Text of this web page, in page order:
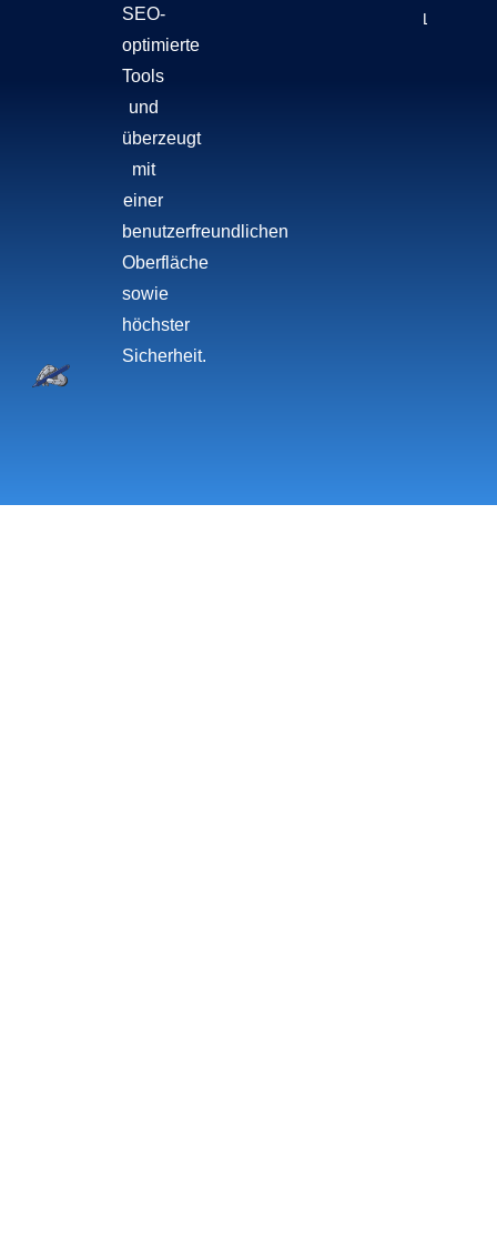
SEO-
optimierte
Tools
und
überzeugt
mit
einer
benutzerfreundlichen
Oberfläche
sowie
höchster
Sicherheit.
Lesen!